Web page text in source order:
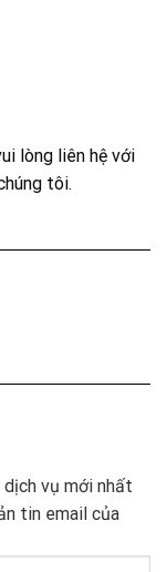
lòng liên hệ với
tôi.
vụ mới nhất
tin email của